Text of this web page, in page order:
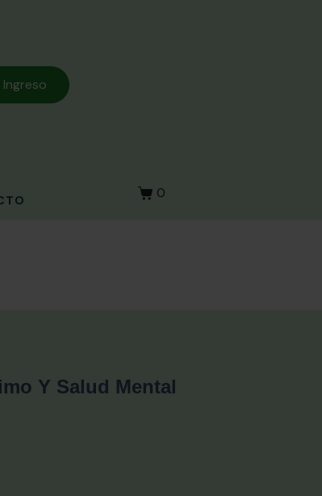
Ingreso
0
Y Salud Mental